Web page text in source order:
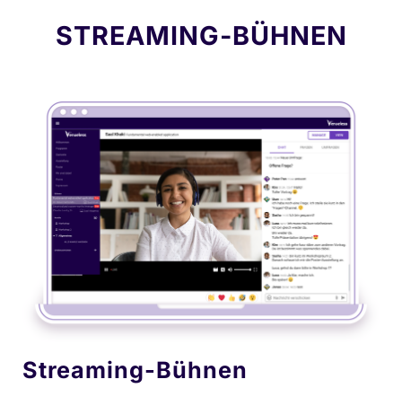
STREAMING-BÜHNEN
Streaming-Bühnen